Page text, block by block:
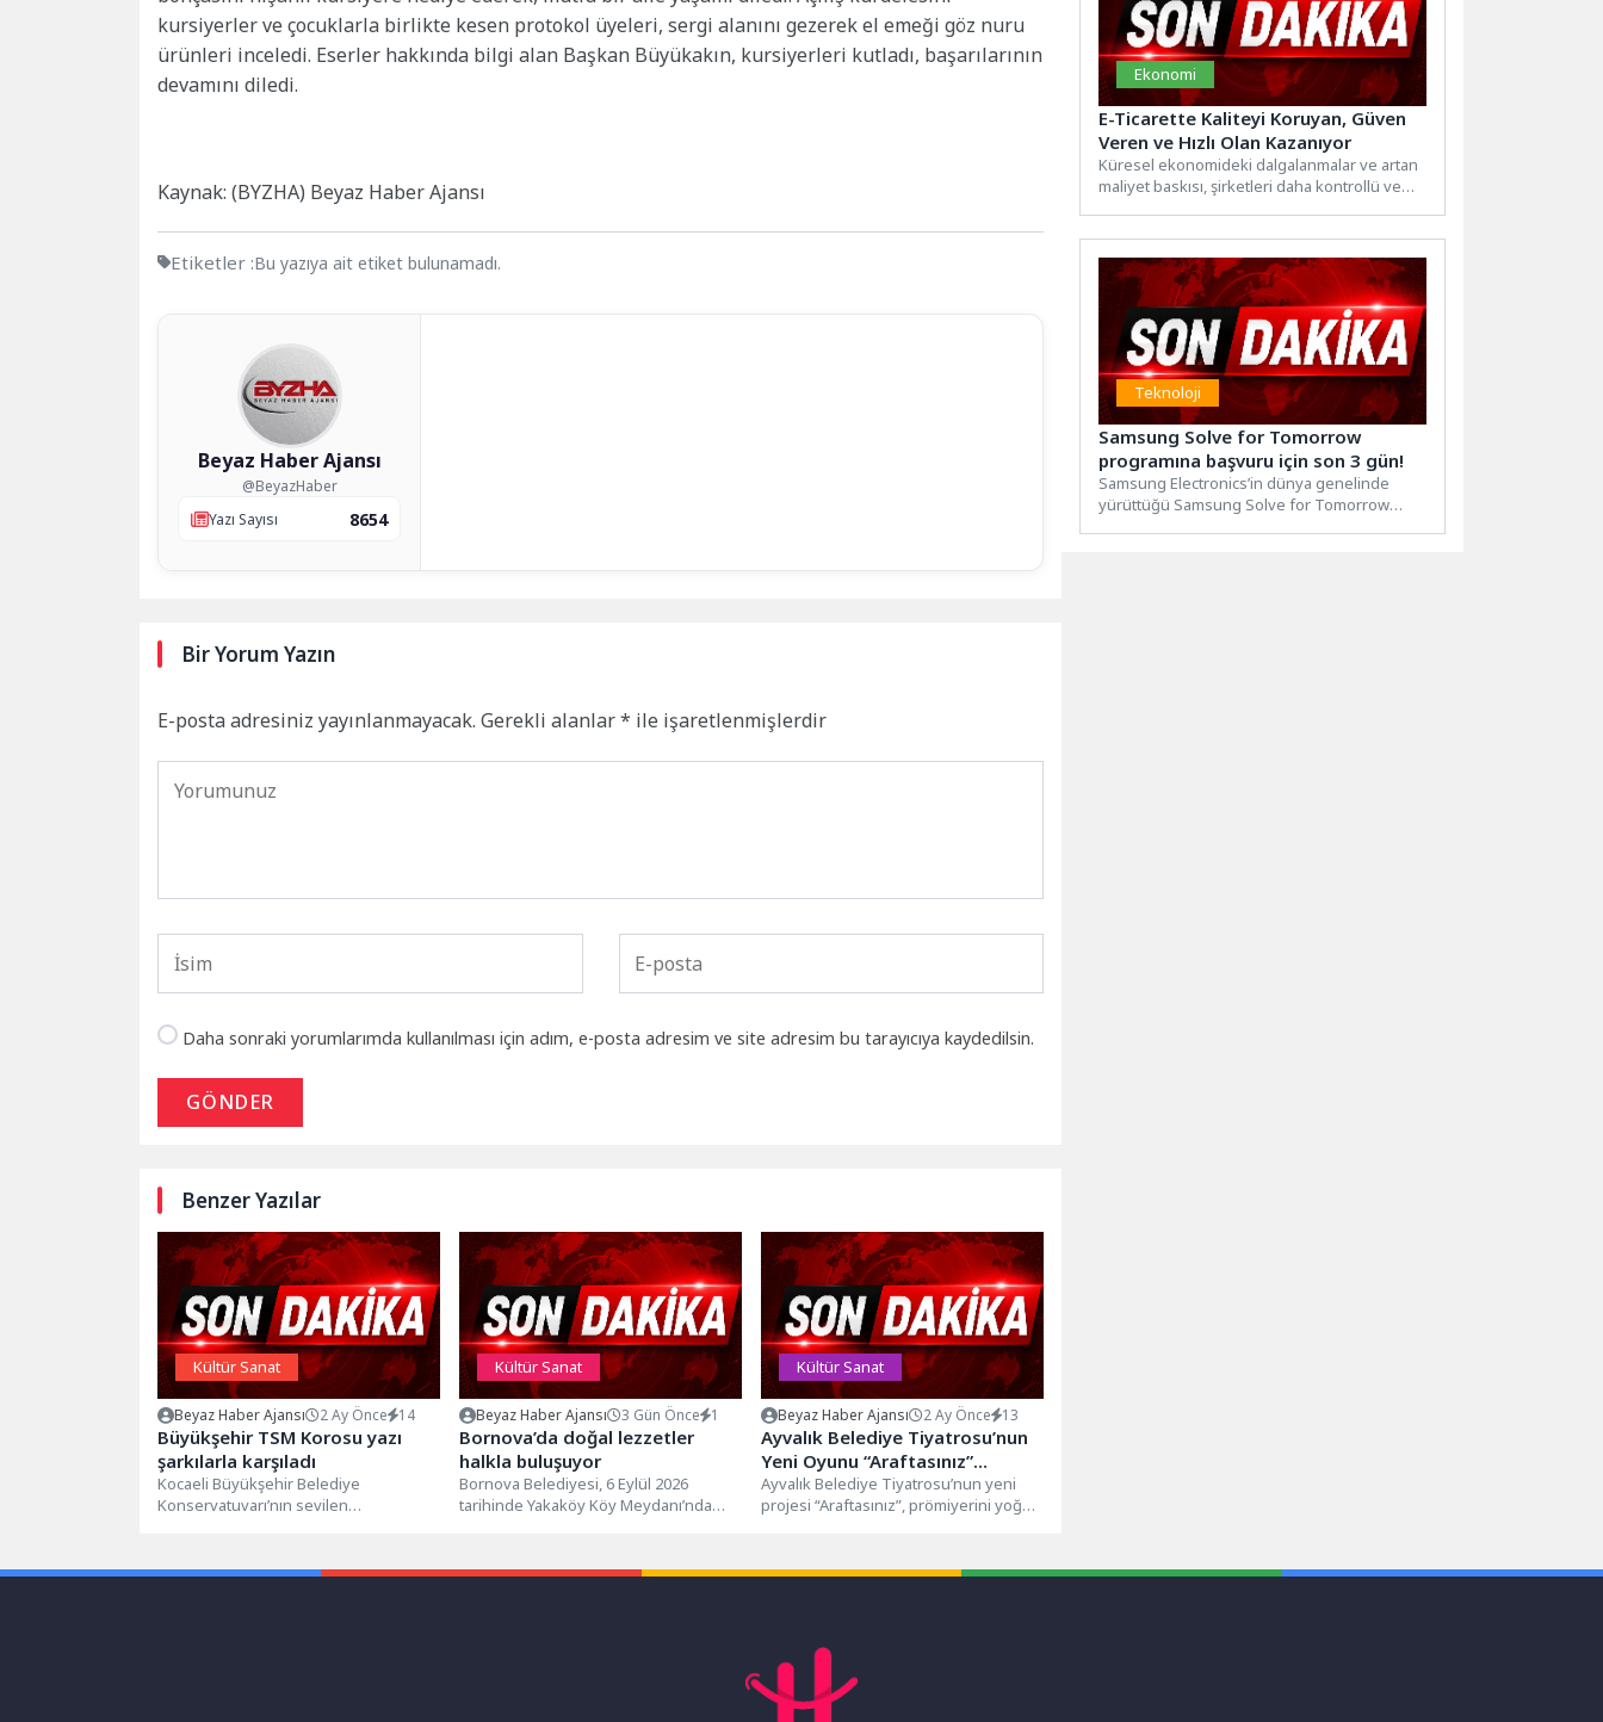
kursiyerler ve çocuklarla birlikte kesen protokol üyeleri, sergi alanını gezerek el emeği göz nuru
ürünleri inceledi. Eserler hakkında bilgi alan Başkan Büyükakın, kursiyerleri kutladı, başarılarının
devamını diledi.
Kaynak: (BYZHA) Beyaz Haber Ajansı
Etiketler :Bu yazıya ait etiket bulunamadı.
Beyaz Haber Ajansı
@BeyazHaber
Yazı Sayısı
8654
Bir Yorum Yazın
E-posta adresiniz yayınlanmayacak. Gerekli alanlar* ile işaretlenmişlerdir
Daha sonraki yorumlarımda kullanılması için adım, e-posta adresim ve site adresim bu tarayıcıya kaydedilsin.
GÖNDER
Benzer Yazılar
Kültür Sanat
Beyaz Haber Ajansı 2 Ay Önce 14
Büyükşehir TSM Korosu yazı
şarkılarla karşıladı
Kocaeli Büyükşehir Belediye
Konservatuvarı’nın sevilen
muhteşem bir...
Kültür Sanat
Beyaz Haber Ajansı 3 Gün Önce 1
Bornova’da doğal lezzetler
halkla buluşuyor
Bornova Belediyesi, 6 Eylül 2026
tarihinde Yakaköy Köy Meydanı’nda
Kültür Sanat
Beyaz Haber Ajansı 2 Ay Önce 13
Ayvalık Belediye Tiyatrosu’nun
Yeni Oyunu “Araftasınız”
Seyirciyle Buluştu
Ayvalık Belediye Tiyatrosu’nun yeni
projesi “Araftasınız”, prömiyerini yoğun
Ekonomi
E-Ticarette Kaliteyi Koruyan, Güven
Veren ve Hızlı Olan Kazanıyor
Küresel ekonomideki dalgalanmalar ve artan
maliyet baskısı, şirketleri daha kontrollü ve
Teknoloji
Samsung Solve for Tomorrow
programına başvuru için son 3 gün!
Samsung Electronics’in dünya genelinde
yürüttüğü Samsung Solve for Tomorrow